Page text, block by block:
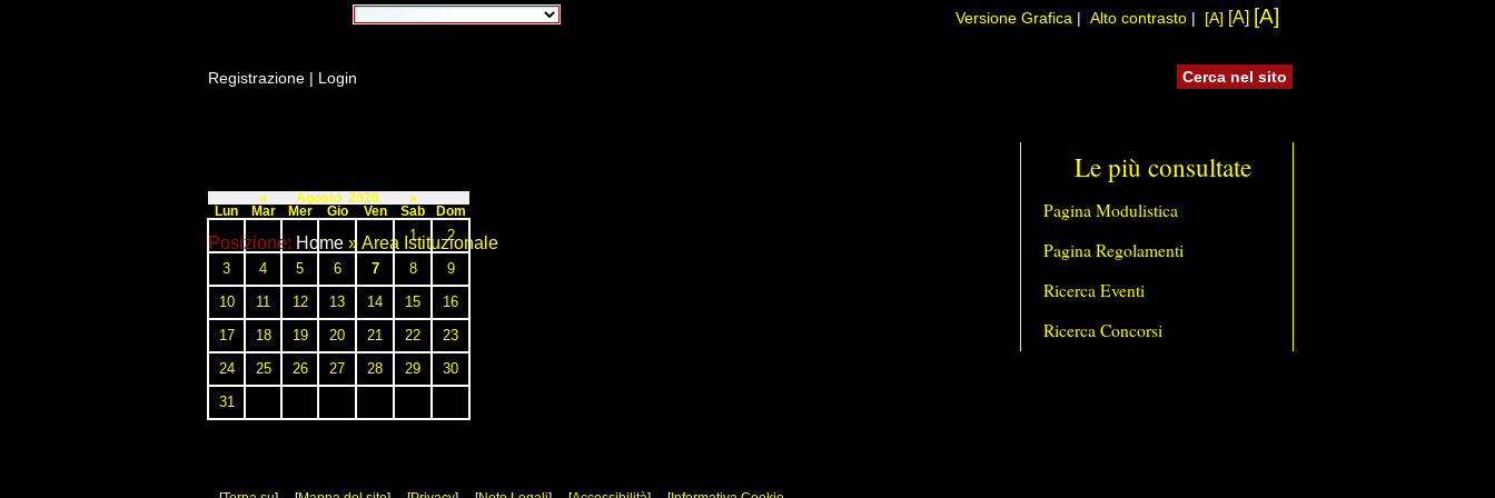
Versione Grafica Alto contrasto [A] [A] [A]
Posizione: Home » Area Istituzionale
Registrazione Login
« Agosto 2026
»
Lun
Mar Mer Gio Ven Sab Dom
1
2
3
4 5 6 7 8
9
10
11 12 13 14 15
16
17
18 19 20 21 22
23
24
25 26 27 28 29
30
31
Le più consultate
Pagina Modulistica
Pagina Regolamenti
Ricerca Eventi
Ricerca Concorsi